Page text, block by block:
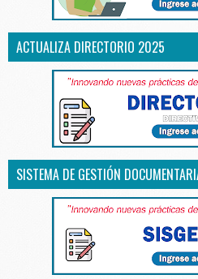
ACTUALIZA DIRECTORIO 2025
SISTEMA DE GESTIÓN